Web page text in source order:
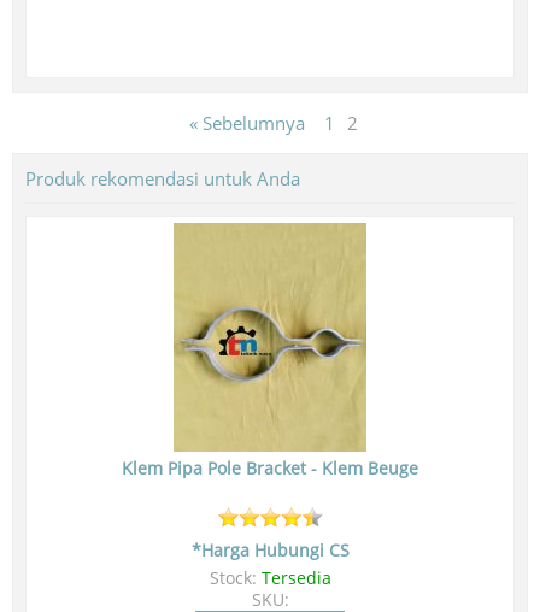
« Sebelumnya 1 2
Produk rekomendasi untuk Anda
Klem Pipa Pole Bracket - Klem Beuge
*Harga Hubungi CS
Stock: Tersedia
SKU: